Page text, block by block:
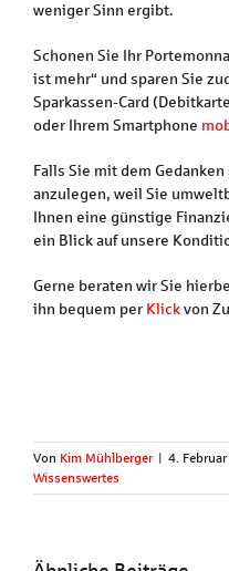
weniger Sinn ergibt.
Schonen Sie Ihr
ist mehr“ und sparen Sie
Sparkassen-Card
oder Ihrem Smartphone
Falls Sie mit dem
anzulegen, weil Sie
Ihnen eine günstige
ein Blick auf unsere
Gerne beraten wir Sie
ihn bequem per Klickvon
Von Kim Mühlberger | 4.
Wissenswertes